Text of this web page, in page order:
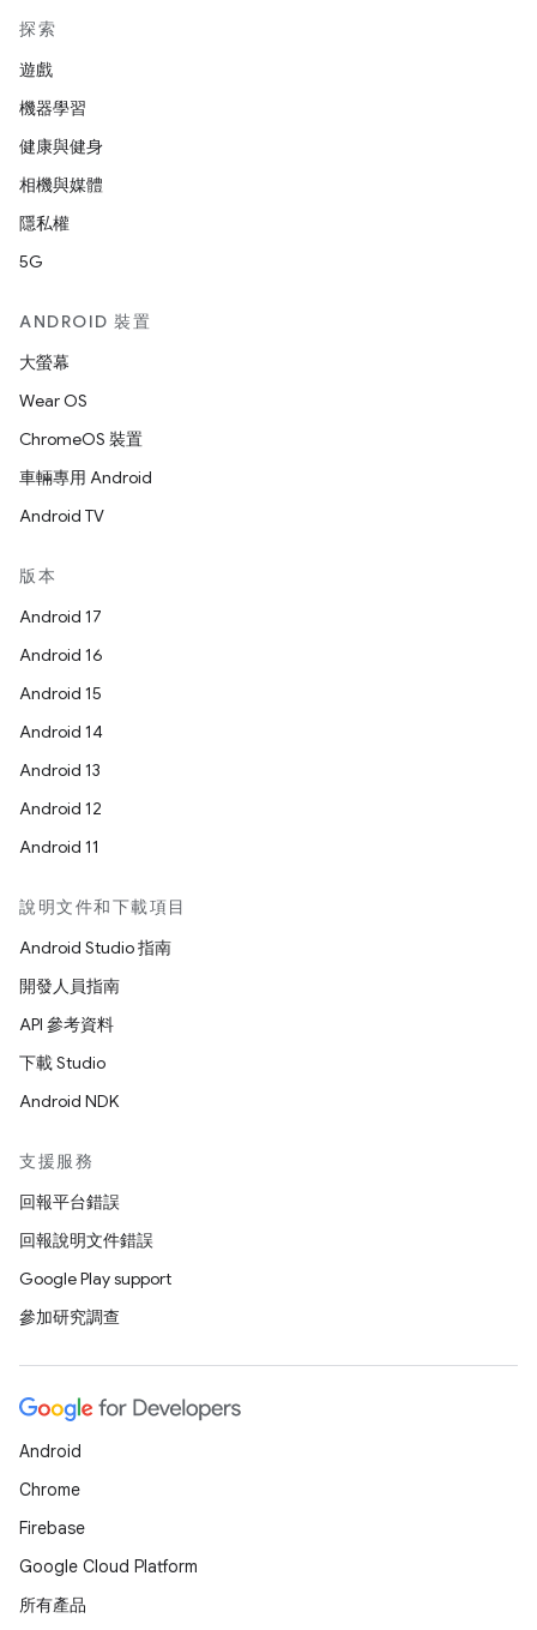
探索
遊戲
機器學習
健康與健身
相機與媒體
隱私權
5G
ANDROID 裝置
大螢幕
Wear OS
ChromeOS 裝置
車輛專用 Android
Android TV
版本
Android 17
Android 16
Android 15
Android 14
Android 13
Android 12
Android 11
說明文件和下載項目
Android Studio 指南
開發人員指南
API 參考資料
下載 Studio
Android NDK
支援服務
回報平台錯誤
回報說明文件錯誤
Google Play support
參加研究調查
Android
Chrome
Firebase
Google Cloud Platform
所有產品